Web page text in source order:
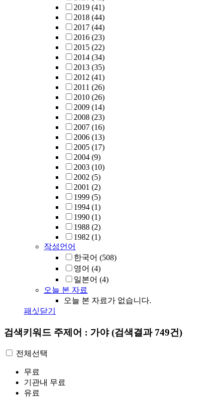
2019 (41)
2018 (44)
2017 (44)
2016 (23)
2015 (22)
2014 (34)
2013 (35)
2012 (41)
2011 (26)
2010 (26)
2009 (14)
2008 (23)
2007 (16)
2006 (13)
2005 (17)
2004 (9)
2003 (10)
2002 (5)
2001 (2)
1999 (5)
1994 (1)
1990 (1)
1988 (2)
1982 (1)
작성언어
한국어 (508)
영어 (4)
일본어 (4)
오늘 본 자료
오늘 본 자료가 없습니다.
패싯닫기
검색키워드 주제어 : 가야(검색결과 749건)
전체선택
무료
기관내 무료
유료